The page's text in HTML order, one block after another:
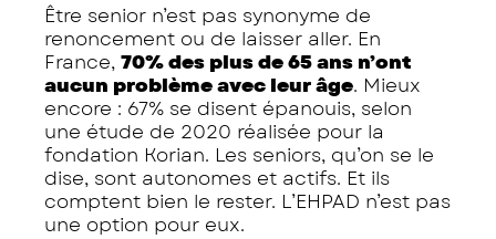
Être senior n’est pas synonyme de
renoncement ou de laisser aller. En
France, 70% des plus de 65 ans n’ont
aucun problème avec leur âge. Mieux
encore : 67% se disent épanouis, selon
une étude de 2020 réalisée pour la
fondation Korian. Les seniors, qu’on se le
dise, sont autonomes et actifs. Et ils
comptent bien le rester. L’EHPAD n’est pas
une option pour eux.